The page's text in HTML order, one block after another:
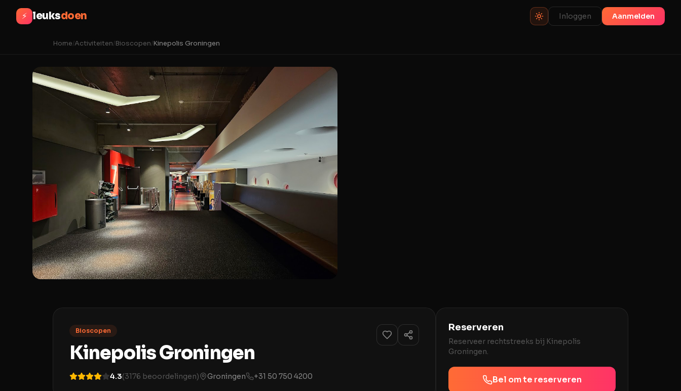
⚡ leuksdoen Inloggen Aanmelden
Home/Activiteiten/Bioscopen/Kinepolis Groningen
Bioscopen
Kinepolis Groningen
4.3(3176 beoordelingen) Groningen +31 50 750 4200
Reserveren
Reserveer rechtstreeks bij Kinepolis
Groningen.
Bel om te reserveren